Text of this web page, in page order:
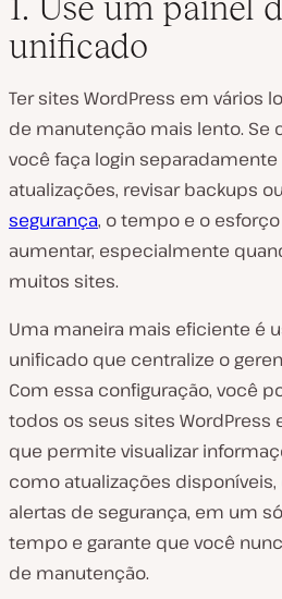
unificado
Ter sites WordPress em vários
de manutenção mais lento. Se
você faça login separadamente
atualizações, revisar backups ou
segurança, o tempo e o
aumentar, especialmente
muitos sites.
Uma maneira mais eficiente é
unificado que centralize o
Com essa configuração, você
todos os seus sites WordPress
que permite visualizar
como atualizações
alertas de segurança, em um
tempo e garante que você
de manutenção.